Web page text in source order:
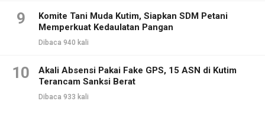
9
Komite Tani Muda Kutim, Siapkan SDM Petani
Memperkuat Kedaulatan Pangan
Dibaca 940 kali
10
Akali Absensi Pakai Fake GPS, 15 ASN di Kutim
Terancam Sanksi Berat
Dibaca 933 kali